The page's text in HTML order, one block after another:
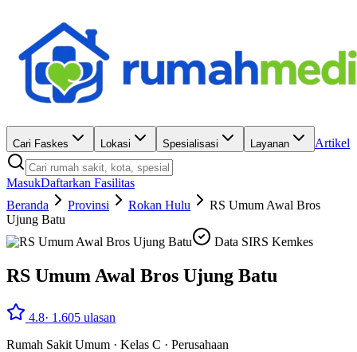
Cari Faskes Lokasi Spesialisasi Layanan Artikel
MasukDaftarkan Fasilitas
Beranda
Provinsi Rokan Hulu
RS Umum Awal Bros
Ujung Batu
Data SIRS Kemkes
RS Umum Awal Bros Ujung Batu
4.8· 1.605 ulasan
Rumah Sakit Umum · Kelas C · Perusahaan